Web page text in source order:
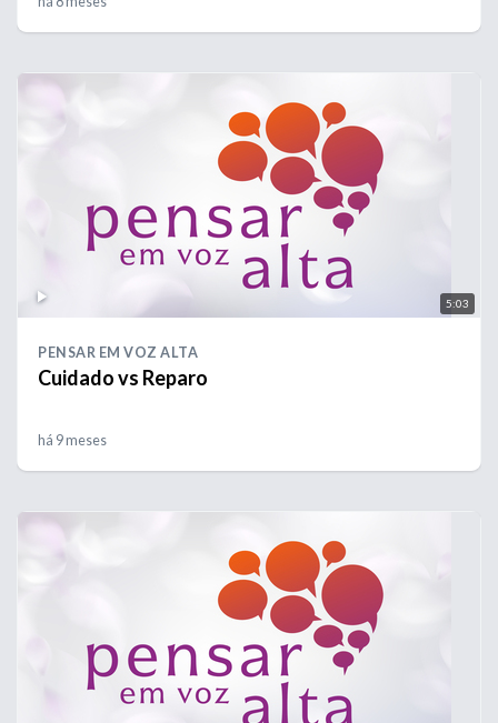
5:03
PENSAR EM VOZ ALTA
Cuidado vs Reparo
há 9 meses